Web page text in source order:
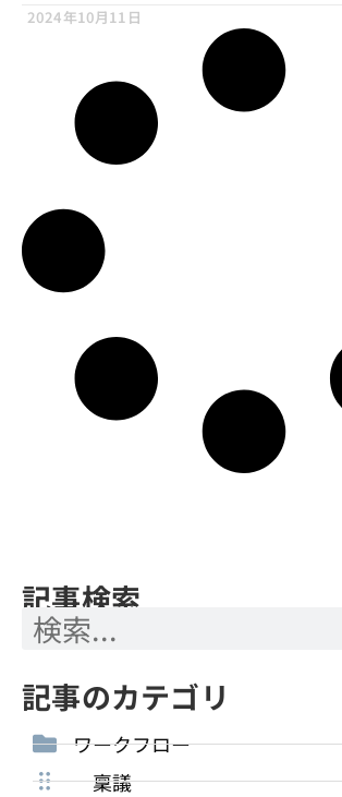
2024年10月11日
記事検索
記事のカテゴリ
ワークフロー
稟議